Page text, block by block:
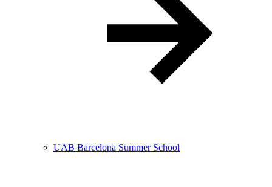
UAB Barcelona Summer School